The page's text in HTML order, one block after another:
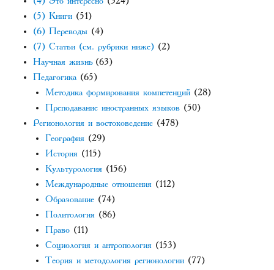
(5) Книги (51)
(6) Переводы (4)
(7) Статьи (см. рубрики ниже) (2)
Научная жизнь(63)
Педагогика (65)
Методика формирования компетенций (28)
Преподавание иностранных языков (50)
Регионология и востоковедение (478)
География (29)
История (115)
Культурология (156)
Международные отношения (112)
Образование (74)
Политология (86)
Право (11)
Социология и антропология (153)
Теория и методология регионологии (77)